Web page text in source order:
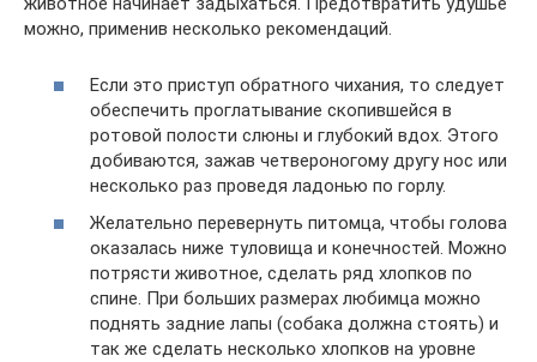
можно, применив несколько рекомендаций.
Если это приступ обратного чихания, то следует
обеспечить проглатывание скопившейся в
ротовой полости слюны и глубокий вдох. Этого
добиваются, зажав четвероногому другу нос или
несколько раз проведя ладонью по горлу.
Желательно перевернуть питомца, чтобы голова
оказалась ниже туловища и конечностей. Можно
потрясти животное, сделать ряд хлопков по
спине. При больших размерах любимца можно
поднять задние лапы (собака должна стоять) и
так же сделать несколько хлопков на уровне